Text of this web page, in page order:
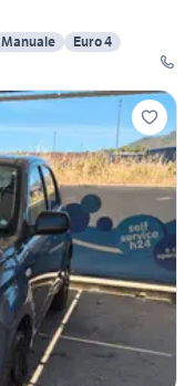
Manuale
Euro 4